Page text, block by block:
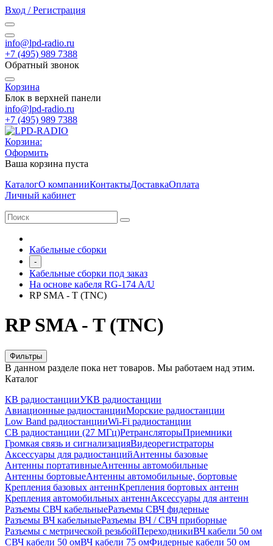
Вход / Регистрация
info@lpd-radio.ru
+7 (495) 989 7388
Обратный звонок
Корзина
Блок в верхней панели
info@lpd-radio.ru
+7 (495) 989 7388
Корзина:
Оформить
Ваша корзина пуста
КаталогО компанииКонтактыДоставкаОплата
Личный кабинет
Кабельные сборки
-
Кабельные сборки под заказ
На основе кабеля RG-174 A/U
RP SMA - T (TNC)
RP SMA - T (TNC)
Фильтры
В данном разделе пока нет товаров. Мы работаем над этим.
Каталог
КВ радиостанцииУКВ радиостанции
Авиационные радиостанцииМорские радиостанции
Low Band радиостанцииWi-Fi радиостанции
CB радиостанции (27 МГц)РетрансляторыПриемники
Громкая связь и сигнализацияВидеорегистраторы
Аксессуары для радиостанцийАнтенны базовые
Антенны портативныеАнтенны автомобильные
Антенны бортовыеАнтенны автомобильные, бортовые
Крепления базовых антеннКрепления бортовых антенн
Крепления автомобильных антеннАксессуары для антенн
Разъемы СВЧ кабельныеРазъемы СВЧ фидерные
Разъемы ВЧ кабельныеРазъемы ВЧ / СВЧ приборные
Разъемы с метрической резьбойПереходникиВЧ кабели 50 ом
СВЧ кабели 50 омВЧ кабели 75 омФидерные кабели 50 ом